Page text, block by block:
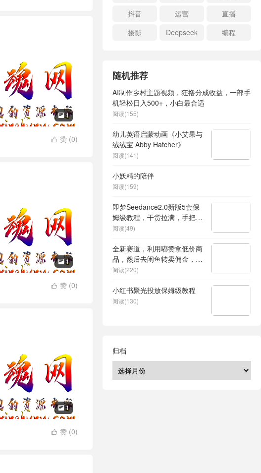
 1
 赞 (0)
 1
 赞 (0)
 1
 赞 (0)
抖音
运营
直播
摄影
Deepseek 编程
随机推荐
AI制作乡村主题视频，狂撸分成收益，一部手
机轻松日入500+，小白最合适
阅读(155)
幼儿英语启蒙动画《小艾果与
绒绒宝 Abby Hatcher》
阅读(141)
小妖精的陪伴
阅读(159)
即梦Seedance2.0新版5套保
姆级教程，干货拉满，手把手
教你快速上手，轻松做出高质
阅读(49)
全新赛道，利用嘟赞拿低价商
品，然后去闲鱼转卖佣金，差
价两边赚，会网购就能挣钱
阅读(220)
小红书聚光投放保姆级教程
阅读(130)
归档